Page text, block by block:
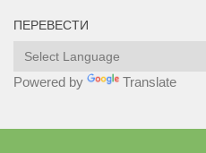
ПЕРЕВЕСТИ
Powered by Translate